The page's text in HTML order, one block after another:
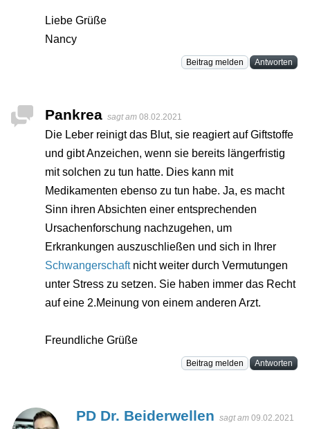
Liebe Grüße
Nancy
Beitrag melden Antworten
Pankrea sagt am 08.02.2021
Die Leber reinigt das Blut, sie reagiert auf Giftstoffe
und gibt Anzeichen, wenn sie bereits längerfristig
mit solchen zu tun hatte. Dies kann mit
Medikamenten ebenso zu tun habe. Ja, es macht
Sinn ihren Absichten einer entsprechenden
Ursachenforschung nachzugehen, um
Erkrankungen auszuschließen und sich in Ihrer
Schwangerschaftnicht weiter durch Vermutungen
unter Stress zu setzen. Sie haben immer das Recht
auf eine 2.Meinung von einem anderen Arzt.
Freundliche Grüße
Beitrag melden Antworten
PD Dr. Beiderwellen sagt am 09.02.2021